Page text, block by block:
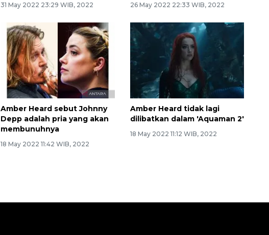
31 May 2022 23:29 WIB, 2022 26 May 2022 22:33 WIB, 2022
Amber Heard sebut Johnny
Depp adalah pria yang akan
membunuhnya
18 May 2022 11:42 WIB, 2022
Amber Heard tidak lagi
dilibatkan dalam 'Aquaman 2'
18 May 2022 11:12 WIB, 2022